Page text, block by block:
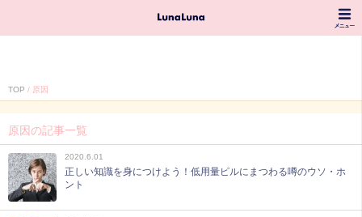
TOP 原因
原因の記事一覧
2020.6.01
正しい知識を身につけよう！低用量ピルにまつわる噂のウソ・ホ
ント